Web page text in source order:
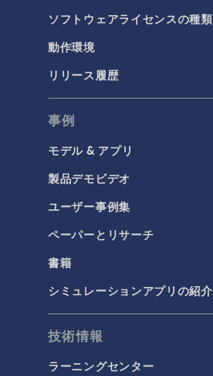
ソフトウェアライセンスの種類
動作環境
リリース履歴
事例
モデル & アプリ
製品デモビデオ
ユーザー事例集
ペーパーとリサーチ
書籍
シミュレーションアプリの紹介
技術情報
ラーニングセンター